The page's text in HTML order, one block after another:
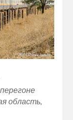
область,